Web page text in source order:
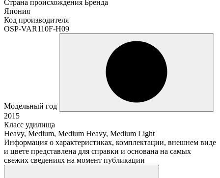
Страна происхождения Бренда
Япония
Код производителя
OSP-VAR110F-H09
Модельный год
2015
Класс удилища
Heavy, Medium, Medium Heavy, Medium Light
Информация о характеристиках, комплектации, внешнем виде
и цвете представлена для справки и основана на самых
свежих сведениях на момент публикации